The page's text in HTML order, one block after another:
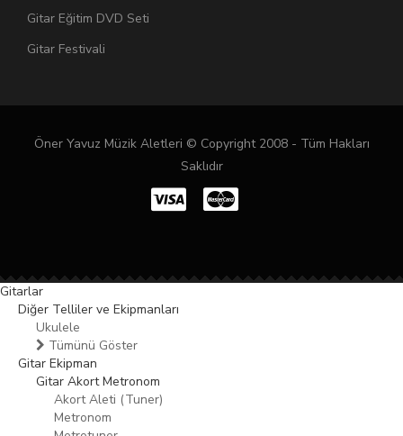
Gitar Eğitim DVD Seti
Gitar Festivali
Öner Yavuz Müzik Aletleri © Copyright 2008 - Tüm Hakları
Saklıdır
Gitarlar
Diğer Telliler ve Ekipmanları
Ukulele
Tümünü Göster
Gitar Ekipman
Gitar Akort Metronom
Akort Aleti (Tuner)
Metronom